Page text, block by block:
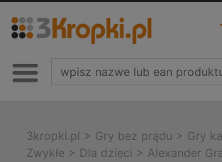
3kropki.pl > Gry bez prądu > Gry
Zwykłe > Dla dzieci > Alexander